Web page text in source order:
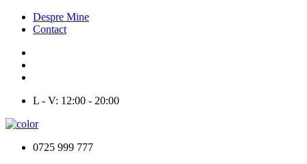
Despre Mine
Contact
L - V: 12:00 - 20:00
0725 999 777